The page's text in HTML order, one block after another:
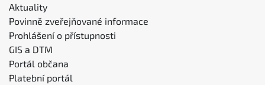
Aktuality
Povinně zveřejňované informace
Prohlášení o přístupnosti
GIS a DTM
Portál občana
Platební portál